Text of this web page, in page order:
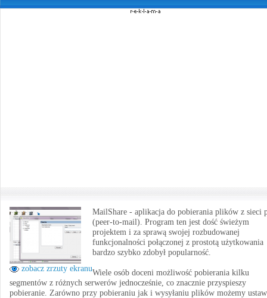
zobacz zrzuty ekranu
MailShare - aplikacja do pobierania plików z sieci
(peer-to-mail). Program ten jest dość świeżym
projektem i za sprawą swojej rozbudowanej
funkcjonalności połączonej z prostotą użytkowania
bardzo szybko zdobył popularność.
Wiele osób doceni możliwość pobierania kilku
segmentów z różnych serwerów jednocześnie, co znacznie przyspieszy
pobieranie. Zarówno przy pobieraniu jak i wysyłaniu plików możemy